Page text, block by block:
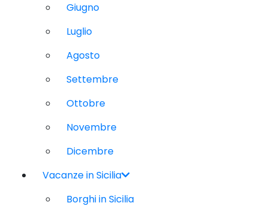
Giugno
Luglio
Agosto
Settembre
Ottobre
Novembre
Dicembre
Vacanze in Sicilia
Borghi in Sicilia